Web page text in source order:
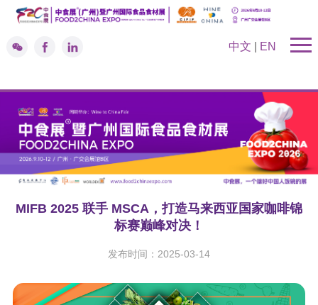
中文 EN
MIFB 2025 联手 MSCA，打造马来西亚国家咖啡锦
标赛巅峰对决！
发布时间：2025-03-14